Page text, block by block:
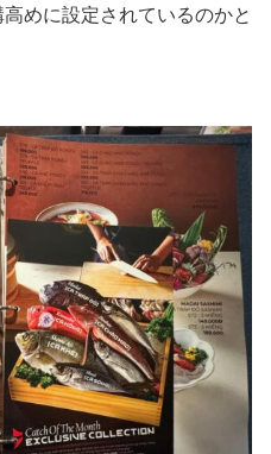
めに設定されているのかと